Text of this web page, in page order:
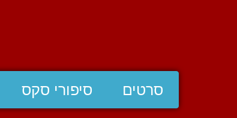
סרטים סיפורי סקס